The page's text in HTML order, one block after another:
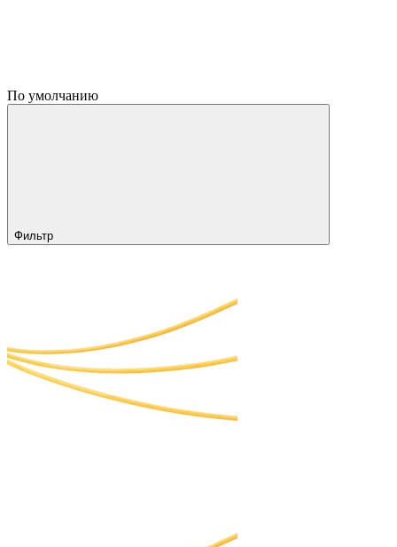
По умолчанию
Фильтр